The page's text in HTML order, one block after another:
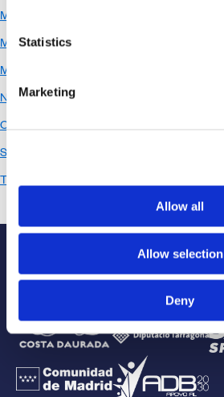
Statistics
Marketing
Allow all
Allow selection
Deny
Mussara 24h Valencia
Mussara Salou
Mussara Villanueva del Pardillo
Nutrición
Ocio
Sin categoría
Tips de ciclismo
Institucional